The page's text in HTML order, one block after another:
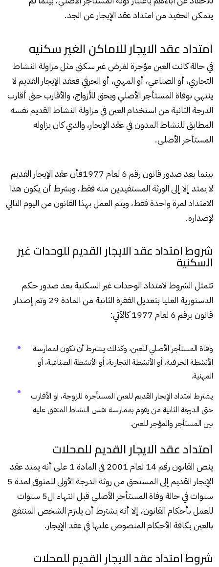
يتمكن الحفيد من امتداد عقد الإيجار عن الجد.
امتداد عقد الايجار للاماكن الغير سكنيه
في حالة كانت العين مؤجرة لغرض غير سكني مثل مزاولة النشاط
التجاري، أو الصناعي، أو المهني، أو الحرفي فعقد الإيجار القديم لا
ينتهي بوفاة المستأجر الأصلي ويحق للأزواج، والأقارب حتى أقارب
الدرجة الثانية من استخدام العين في مزاولة النشاط القديم نفسه
المطابق للنشاط المدون في عقد الإيجار، والذي كان يزاوله
المستأجر الأصلي.
بينما بعد صدور قانون رقم 6 لعام 1977فأن عقد الإيجار القديم
لا يمتد إلا إلى الورثة المستفيدين منه فقط، وبشرط أن يكون هذا
الامتداد لمرة واحدة فقط، ويتم العمل بهذا القانون من اليوم التالي
لإصداره.
شروط امتداد عقد الايجار القديم للوحدات غير
السكنية
تتمثل الشروط لامتداد الوحدات غير السكنية بعد صدور حكم
الدستورية العليا بتعديل الفقرة الثانية من المادة 29 وتم إصدار
قانون برقم 6 لعام 1977 كالآتي:
وفاة المستأجر الأصلي للعين، وكذلك يشترط أن تكون لممارسة
الأنشطة الحرفية، أو الأنشطة التجارية، أو الأنشطة الصناعية، أو
المهنية.
يشترط امتداد الإيجار القديم للعين المستأجرة للزوجة، او الأقارب
حتى الدرجة الثانية من يقوم بممارسة نفس النشاط المتفق عليه
بين المستأجر والمؤجر للعين.
امتداد عقد الايجار القديم للمحلات
ينص القانون رقم 14 لعام 2001 في المادة 1 على أنه يمتد عقد
الإيجار القديم إلى المستحق من روثة الدرجة الأولى للمتوفى لمدة 5
سنوات في حالة وفاة المستأجر الأصلي قبل انتهاء ال5 سنوات
للعمل بأحكام القانون، إلا أنه يشترط أن يلتزم الشخص المنتفع
بالعين بكافة الأحكام المنصوص عليها في عقد الإيجار.
شروط امتداد عقد الايجار القديم للمحلات